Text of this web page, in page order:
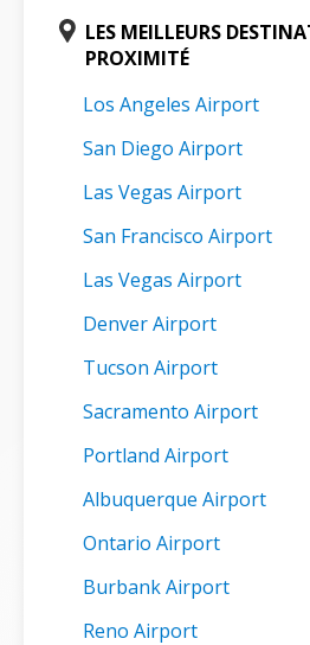
LES MEILLEURS
PROXIMITÉ
Los Angeles Airport
San Diego Airport
Las Vegas Airport
San Francisco Airport
Las Vegas Airport
Denver Airport
Tucson Airport
Sacramento Airport
Portland Airport
Albuquerque Airport
Ontario Airport
Burbank Airport
Reno Airport